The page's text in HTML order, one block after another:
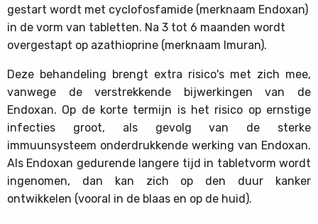
gestart wordt met cyclofosfamide (merknaam Endoxan)
in de vorm van tabletten. Na 3 tot 6 maanden wordt
overgestapt op azathioprine (merknaam Imuran).
Deze behandeling brengt extra risico's met zich mee,
vanwege de verstrekkende bijwerkingen van de
Endoxan. Op de korte termijn is het risico op ernstige
infecties groot, als gevolg van de sterke
immuunsysteem onderdrukkende werking van Endoxan.
Als Endoxan gedurende langere tijd in tabletvorm wordt
ingenomen, dan kan zich op den duur kanker
ontwikkelen (vooral in de blaas en op de huid).